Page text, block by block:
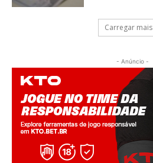
Carregar mais
- Anúncio -